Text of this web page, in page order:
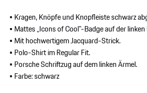
• Kragen, Knöpfe und Knopfleiste schwarz
• Mattes „Icons of Cool"-Badge auf der
• Mit hochwertigem Jacquard-Strick.
• Polo-Shirt im Regular Fit.
• Porsche Schriftzug auf dem linken Ärmel.
• Farbe: schwarz